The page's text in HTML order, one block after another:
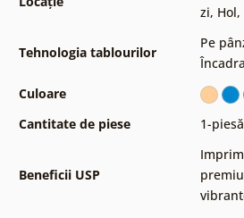
zi, Hol,
Tehnologia tablourilor
Pe
Culoare
Cantitate de piese
1-piesă
Beneficii USP